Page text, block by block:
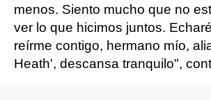
menos. Siento mucho que no
ver lo que hicimos juntos.
reírme contigo, hermano mío,
Heath', descansa tranquilo",